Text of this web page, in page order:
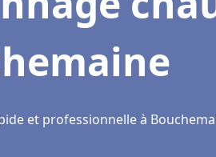
et professionnelle à